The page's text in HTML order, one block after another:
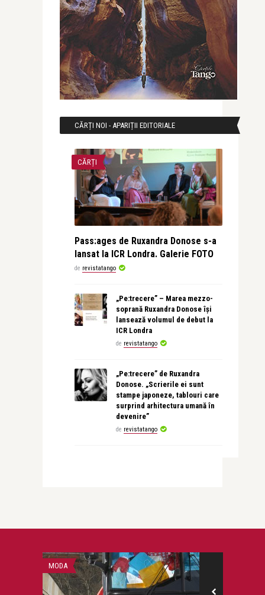
CĂRȚI NOI - APARIȚII EDITORIALE
CĂRȚI
Pass:ages de Ruxandra Donose s-a
lansat la ICR Londra. Galerie FOTO
de revistatango
„Pe:trecere” – Marea mezzo-
soprană Ruxandra Donose își
lansează volumul de debut la
ICR Londra
de revistatango
„Pe:trecere” de Ruxandra
Donose. „Scrierile ei sunt
stampe japoneze, tablouri care
surprind arhitectura umană în
devenire”
de revistatango
SCRISOARE